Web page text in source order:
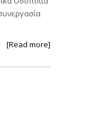
[Read more]